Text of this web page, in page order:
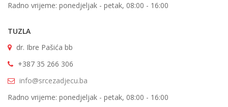
Radno vrijeme: ponedjeljak - petak, 08:00 - 16:00
TUZLA
dr. Ibre Pašića bb
+387 35 266 306
info@srcezadjecu.ba
Radno vrijeme: ponedjeljak - petak, 08:00 - 16:00